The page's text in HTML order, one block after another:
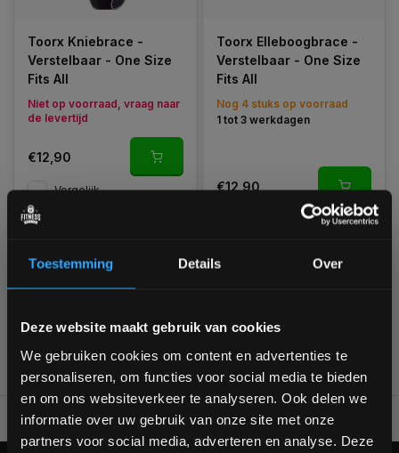
Toestemming Details Over
Deze website maakt gebruik van cookies
We gebruiken cookies om content en advertenties te
personaliseren, om functies voor social media te bieden
en om ons websiteverkeer te analyseren. Ook delen we
informatie over uw gebruik van onze site met onze
partners voor social media, adverteren en analyse. Deze
Toorx Kniebrace -
Verstelbaar - One Size
Fits All
Niet op voorraad, vraag naar
de levertijd
€12,90
Vergelijk
Toorx Elleboogbrace -
Verstelbaar - One Size
Fits All
Nog 4 stuks op voorraad
1 tot 3 werkdagen
€12,90
Alles voor jouw gym op één plek Voor 95% direct uit
Bam! 5% korting op je volgende
Schrijf je in voor onze nieuwsbrief om op de hoogte te
blijven over onze nieuwe producten, deals en meer
interessante info. Ontvang 5% korting op je eerstvolgende
aankoop! 😀